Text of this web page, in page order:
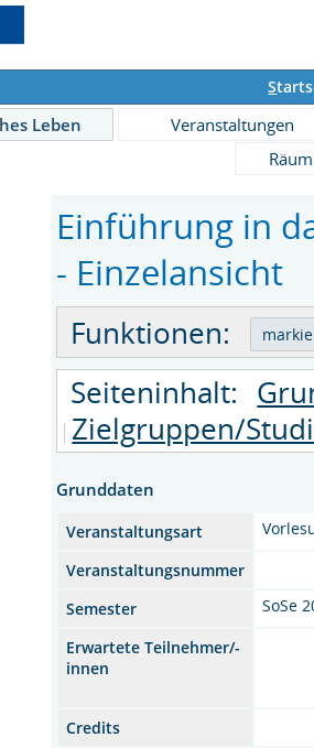
S
Leben
Veranstaltungen
Einführung in
- Einzelansicht
Funktionen:
Seiteninhalt:
Zielgruppen/
Grunddaten
Veranstaltungsart
Veranstaltungsnummer
Semester
SoSe
Erwartete Teilnehmer/-
innen
Credits